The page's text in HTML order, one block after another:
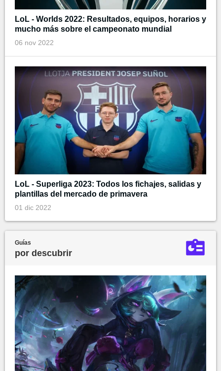
LoL - Worlds 2022: Resultados, equipos, horarios y
mucho más sobre el campeonato mundial
06 nov 2022
LoL - Superliga 2023: Todos los fichajes, salidas y
plantillas del mercado de primavera
01 dic 2022
Guías
por descubrir